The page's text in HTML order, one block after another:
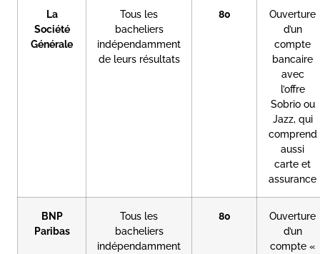
La
Société
Générale
Tous les
bacheliers
indépendamment
de leurs résultats
80
Ouverture
d’un
compte
bancaire
avec
l’offre
Sobrio ou
Jazz, qui
comprend
aussi
carte et
assurance
BNP
Paribas
Tous les
bacheliers
indépendamment
80
Ouverture
d’un
compte «